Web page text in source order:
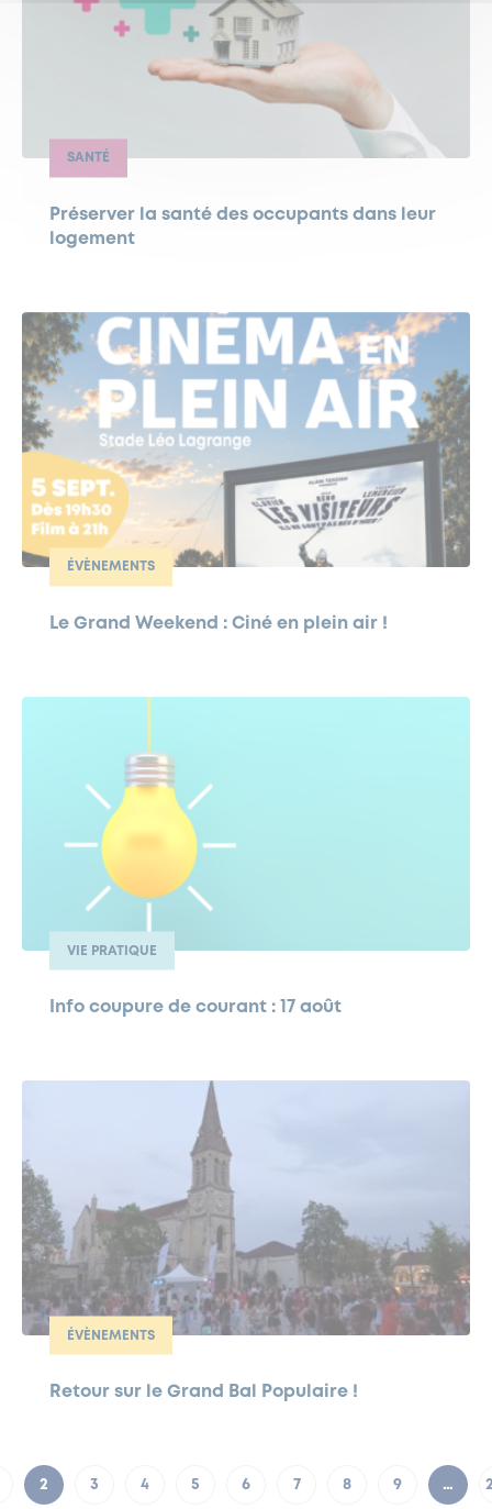
SANTÉ
Préserver la santé des occupants dans leur
logement
ÉVÈNEMENTS
Le Grand Weekend : Ciné en plein air !
VIE PRATIQUE
Info coupure de courant : 17 août
ÉVÈNEMENTS
Retour sur le Grand Bal Populaire !
2 3 4 5 6 7 8 9 …